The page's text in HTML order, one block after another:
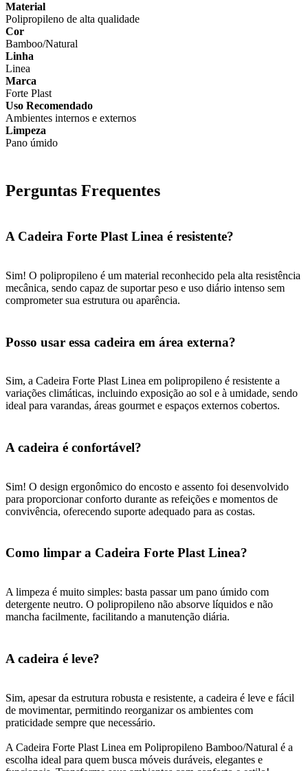
Material
Polipropileno de alta qualidade
Cor
Bamboo/Natural
Linha
Linea
Marca
Forte Plast
Uso Recomendado
Ambientes internos e externos
Limpeza
Pano úmido
Perguntas Frequentes
A Cadeira Forte Plast Linea é resistente?
Sim! O polipropileno é um material reconhecido pela alta resistência
mecânica, sendo capaz de suportar peso e uso diário intenso sem
comprometer sua estrutura ou aparência.
Posso usar essa cadeira em área externa?
Sim, a Cadeira Forte Plast Linea em polipropileno é resistente a
variações climáticas, incluindo exposição ao sol e à umidade, sendo
ideal para varandas, áreas gourmet e espaços externos cobertos.
A cadeira é confortável?
Sim! O design ergonômico do encosto e assento foi desenvolvido
para proporcionar conforto durante as refeições e momentos de
convivência, oferecendo suporte adequado para as costas.
Como limpar a Cadeira Forte Plast Linea?
A limpeza é muito simples: basta passar um pano úmido com
detergente neutro. O polipropileno não absorve líquidos e não
mancha facilmente, facilitando a manutenção diária.
A cadeira é leve?
Sim, apesar da estrutura robusta e resistente, a cadeira é leve e fácil
de movimentar, permitindo reorganizar os ambientes com
praticidade sempre que necessário.
A Cadeira Forte Plast Linea em Polipropileno Bamboo/Natural é a
escolha ideal para quem busca móveis duráveis, elegantes e